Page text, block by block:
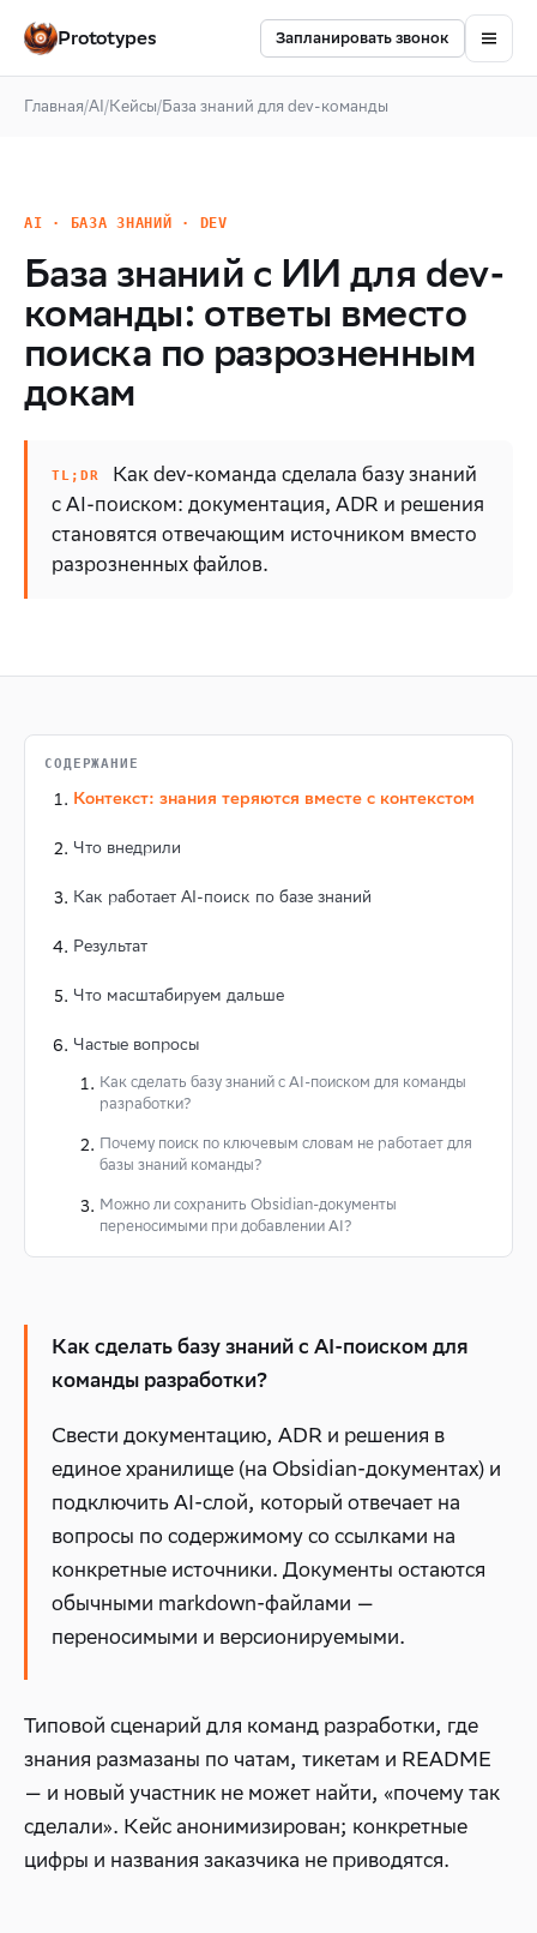
Prototypes Запланировать звонок
Главная/AI/Кейсы/База знаний для dev-команды
AI · БАЗА ЗНАНИЙ · DEV
База знаний с ИИ для dev-
команды: ответы вместо
поиска по разрозненным
докам
Как dev-команда сделала базу знаний
с AI-поиском: документация, ADR и решения
становятся отвечающим источником вместо
разрозненных файлов.
Как сделать базу знаний с AI-поиском для
команды разработки?
Свести документацию, ADR и решения в
единое хранилище (на Obsidian-документах) и
подключить AI-слой, который отвечает на
вопросы по содержимому со ссылками на
конкретные источники. Документы остаются
обычными markdown-файлами —
переносимыми и версионируемыми.
Типовой сценарий для команд разработки, где
знания размазаны по чатам, тикетам и README
— и новый участник не может найти, «почему так
сделали». Кейс анонимизирован; конкретные
цифры и названия заказчика не приводятся.
СОДЕРЖАНИЕ
Контекст: знания теряются вместе с контекстом
Что внедрили
Как работает AI-поиск по базе знаний
Результат
Что масштабируем дальше
Частые вопросы
Как сделать базу знаний с AI-поиском для команды
разработки?
Почему поиск по ключевым словам не работает для
базы знаний команды?
Можно ли сохранить Obsidian-документы
переносимыми при добавлении AI?